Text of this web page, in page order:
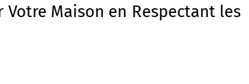
Votre Maison en Respectant les